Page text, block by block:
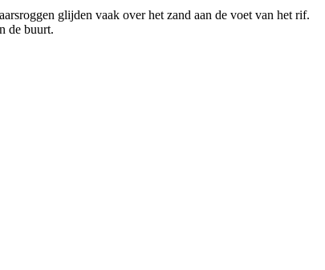
glijden vaak over het zand aan de voet van het rif.
de buurt.